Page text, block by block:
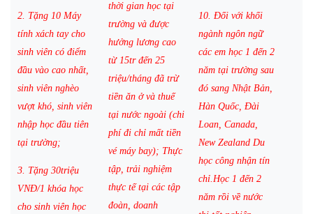
2. Tặng 10 Máy
tính xách tay cho
sinh viên có điểm
đầu vào cao nhất,
sinh viên nghèo
vượt khó, sinh viên
nhập học đầu tiên
tại trường;
3. Tặng 30triệu
VNĐ/1 khóa học
cho sinh viên học
thời gian học tại
trường và được
hưởng lương cao
từ 15tr đến 25
triệu/tháng đã trừ
tiền ăn ở và thuế
tại nước ngoài (chi
phí đi chỉ mất tiền
vé máy bay); Thực
tập, trải nghiệm
thực tế tại các tập
đoàn, doanh
10. Đối với khối
ngành ngôn ngữ
các em học 1 đến 2
năm tại trường sau
đó sang Nhật Bản,
Hàn Quốc, Đài
Loan, Canada,
New Zealand Du
học công nhận tín
chỉ.Học 1 đến 2
năm rồi về nước